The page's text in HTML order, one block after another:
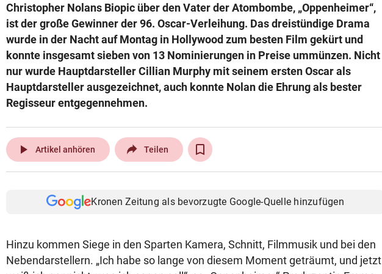
Christopher Nolans Biopic über den Vater der Atombombe, „Oppenheimer“,
ist der große Gewinner der 96. Oscar-Verleihung. Das dreistündige Drama
wurde in der Nacht auf Montag in Hollywood zum besten Film gekürt und
konnte insgesamt sieben von 13 Nominierungen in Preise ummünzen. Nicht
nur wurde Hauptdarsteller Cillian Murphy mit seinem ersten Oscar als
Hauptdarsteller ausgezeichnet, auch konnte Nolan die Ehrung als bester
Regisseur entgegennehmen.
play_arrow Artikel anhören Teilen
Kronen Zeitung als bevorzugte Google-Quelle hinzufügen
Hinzu kommen Siege in den Sparten Kamera, Schnitt, Filmmusik und bei den
Nebendarstellern. „Ich habe so lange von diesem Moment geträumt, und jetzt